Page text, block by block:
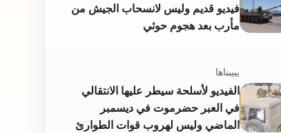
فيديو قديم وليس لانسحاب الجيش من
مأرب بعد هجوم حوثي
يبيبناها
الفيديو لأسلحة سيطر عليها الانتقالي
في العبر حضرموت في ديسمبر
الماضي وليس لهروب قوات الطوارئ